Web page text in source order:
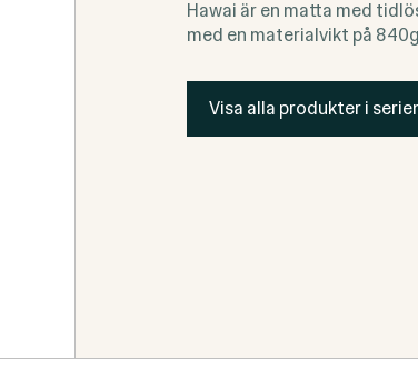
Hawai är en matta med
med en materialvikt på 840g
Visa alla produkter i